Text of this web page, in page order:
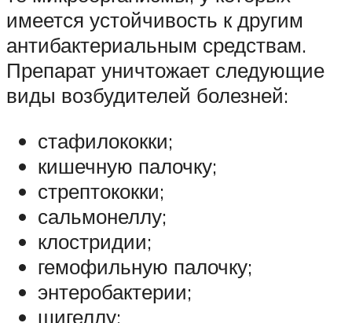
имеется устойчивость к другим
антибактериальным средствам.
Препарат уничтожает следующие
виды возбудителей болезней:
стафилококки;
кишечную палочку;
стрептококки;
сальмонеллу;
клостридии;
гемофильную палочку;
энтеробактерии;
шигеллу;